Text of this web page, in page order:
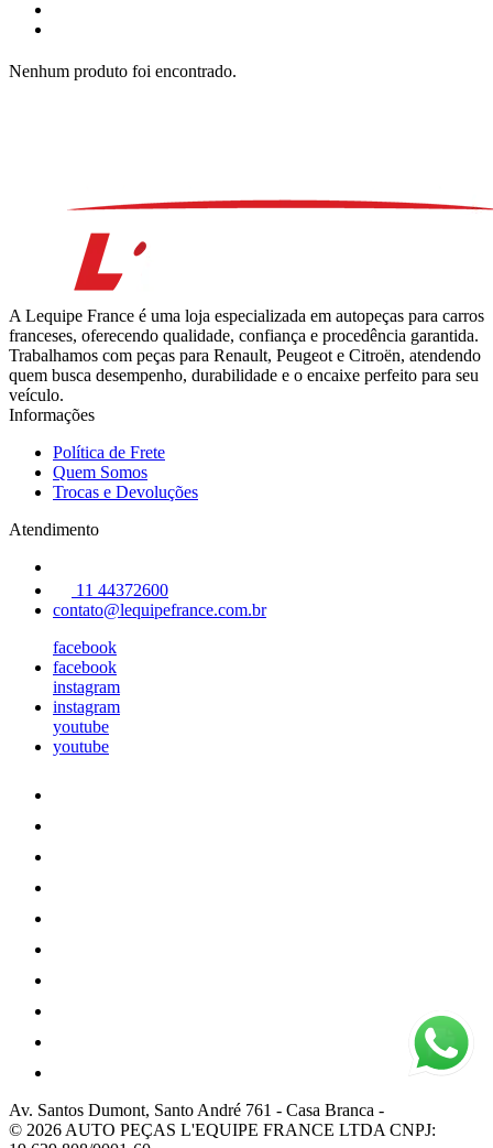
Nenhum produto foi encontrado.
A Lequipe France é uma loja especializada em autopeças para carros
franceses, oferecendo qualidade, confiança e procedência garantida.
Trabalhamos com peças para Renault, Peugeot e Citroën, atendendo
quem busca desempenho, durabilidade e o encaixe perfeito para seu
veículo.
Informações
Política de Frete
Quem Somos
Trocas e Devoluções
Atendimento
11 44372600
contato@lequipefrance.com.br
facebook
facebook
instagram
instagram
youtube
youtube
Av. Santos Dumont, Santo André 761 - Casa Branca -
© 2026 AUTO PEÇAS L'EQUIPE FRANCE LTDA CNPJ: